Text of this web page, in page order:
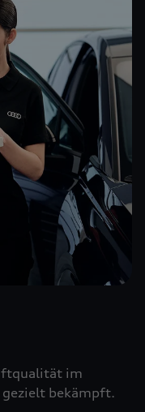
im
gezielt bekämpft.